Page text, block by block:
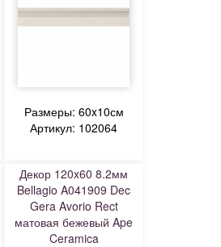
Размеры: 60x10см
Артикул: 102064
Декор 120x60 8.2мм
Bellagio A041909 Dec
Gera Avorio Rect
матовая бежевый Ape
Ceramica